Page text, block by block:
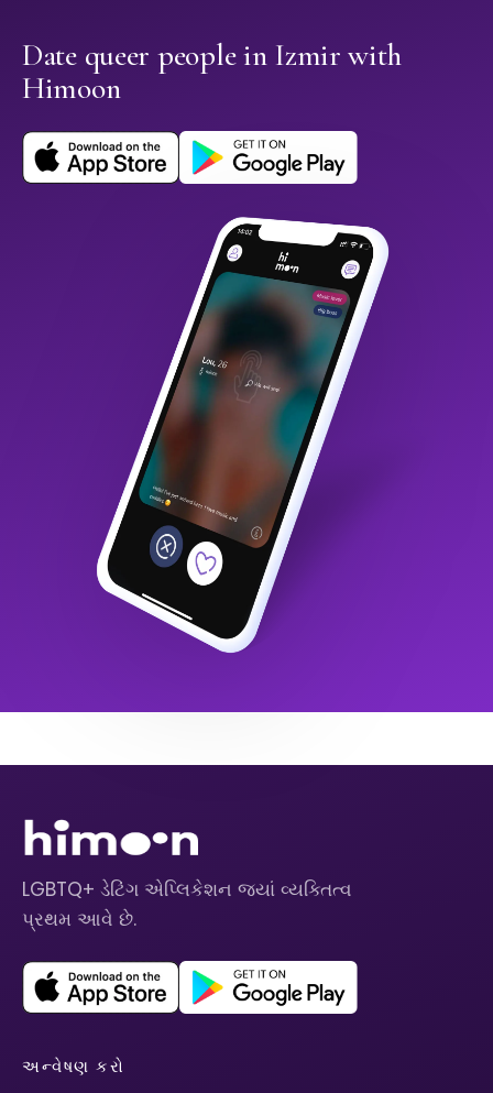
Date queer people in Izmir with
Himoon
LGBTQ+ ડેટિંગ એપ્લિકેશન જ્યાં વ્યક્તિત્વ
પ્રથમ આવે છે.
અન્વેષણ કરો